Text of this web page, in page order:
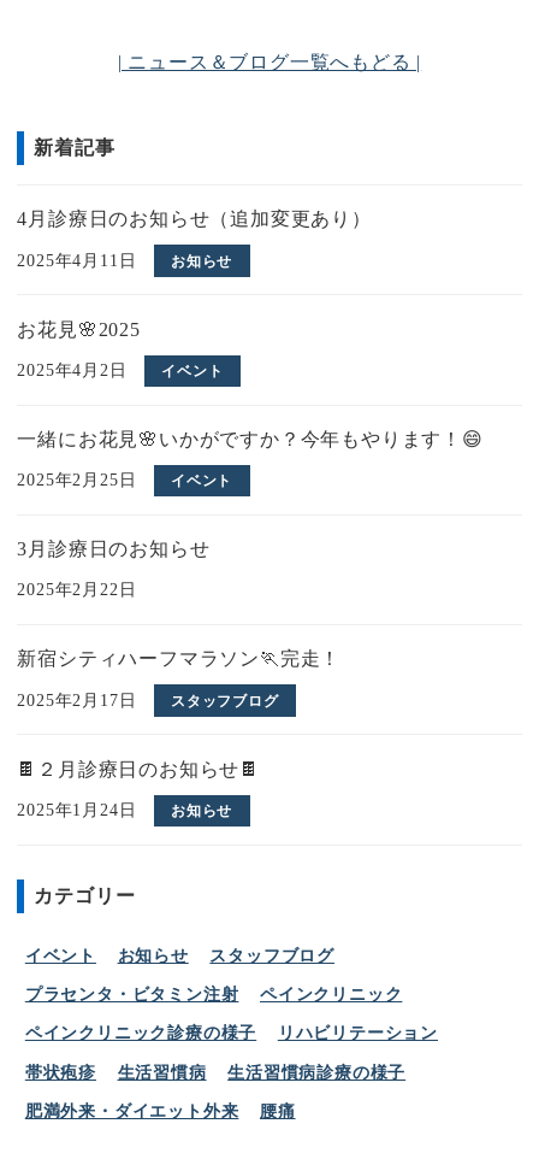
2025年4月11日 お知らせ
2025年4月2日
一緒にお花見🌸いかがですか？今年もやります！😄
2025年2月25日 イベント
3月診療日のお知らせ
2025年2月22日
新宿シティハーフマラソン🏃完走！
2025年2月17日 スタッフブログ
🍫２月診療日のお知らせ🍫
2025年1月24日
カテゴリー
ペインクリニック診療の様子
肥満外来・ダイエット外来